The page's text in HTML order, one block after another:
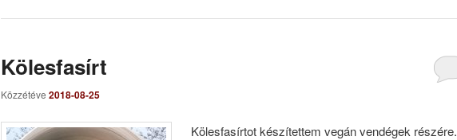
Kölesfasírt
Közzétéve 2018-08-25
Kölesfasírtot készítettem vegán vendégek részére.